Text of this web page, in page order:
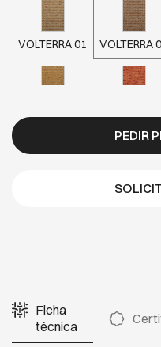
VOLTERRA 01 VOLTERRA
PEDIR
Ficha
técnica